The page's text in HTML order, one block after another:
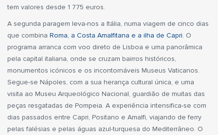
tem valores desde 1 775 euros.
A segunda paragem leva-nos a Itália, numa viagem de cinco dias
que combina Roma, a Costa Amalfitana e a ilha de Capri. O
programa arranca com voo direto de Lisboa e uma panorâmica
pela capital italiana, onde se cruzam bairros históricos,
monumentos icónicos e os incontornáveis Museus Vaticanos.
Segue-se Nápoles, com a sua herança cultural única, e uma
visita ao Museu Arqueológico Nacional, guardião de muitas das
peças resgatadas de Pompeia. A experiência intensifica-se com
dias passados entre Capri, Positano e Amalfi, viajando de ferry
pelas falésias e pelas águas azul-turquesa do Mediterrâneo. O